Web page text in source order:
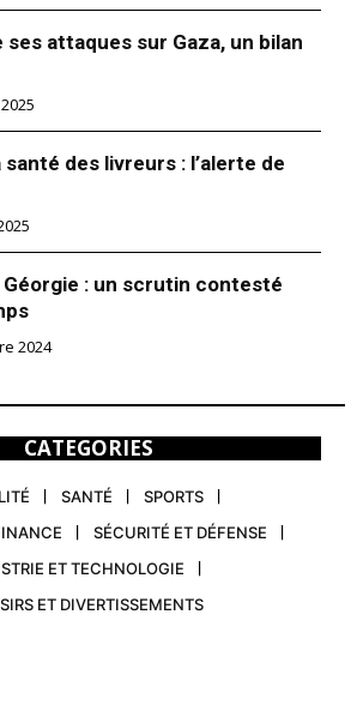
attaques sur Gaza, un bilan
des livreurs : l’alerte de
: un scrutin contesté
2024
CATEGORIES
SANTÉ
SPORTS
SÉCURITÉ ET DÉFENSE
ET TECHNOLOGIE
ET DIVERTISSEMENTS